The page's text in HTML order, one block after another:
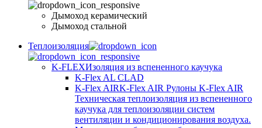
Дымоход керамический
Дымоход стальной
Теплоизоляция
K-FLEXИзоляция из вспененного каучука
K-Flex AL CLAD
K-Flex AIRK-Flex AIR Рулоны K-Flex AIR
Техническая теплоизоляция из вспененного
каучука для теплоизоляции систем
вентиляции и кондиционирования воздуха.